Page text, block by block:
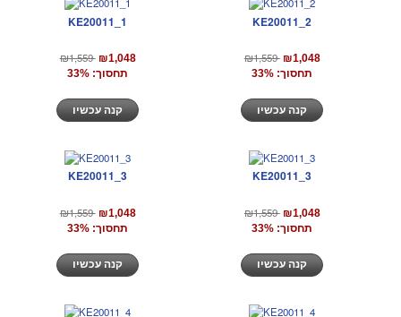
KE20011_1
₪1,559 ₪1,048
תחסוך: 33%
KE20011_2
₪1,559 ₪1,048
תחסוך: 33%
KE20011_3
₪1,559 ₪1,048
תחסוך: 33%
KE20011_3
₪1,559 ₪1,048
תחסוך: 33%